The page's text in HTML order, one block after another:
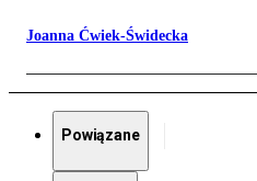
Joanna Ćwiek-Świdecka
Powiązane